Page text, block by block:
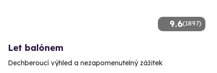
9.6(1897)
Let balónem
Dechberoucí výhled a nezapomenutelný zážitek